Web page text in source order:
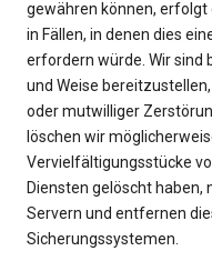
gewähren können,
in Fällen, in denen dies
erfordern würde. Wir sind
und Weise
oder mutwilliger
löschen wir
Vervielfältigungsstücke
Diensten gelöscht
Servern und entfernen
Sicherungssystemen.